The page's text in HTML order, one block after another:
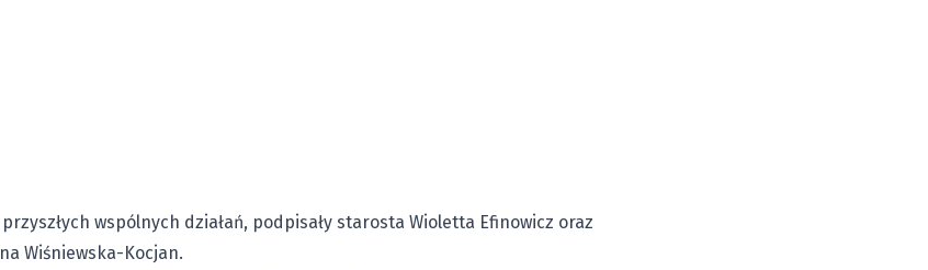
wspólnych działań, podpisały starosta Wioletta Efinowicz oraz
Wiśniewska-Kocjan.